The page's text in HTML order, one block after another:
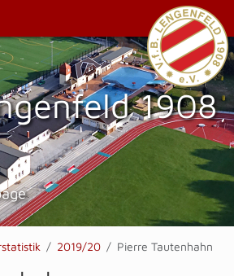
1908
2019/20 Pierre Tautenhahn